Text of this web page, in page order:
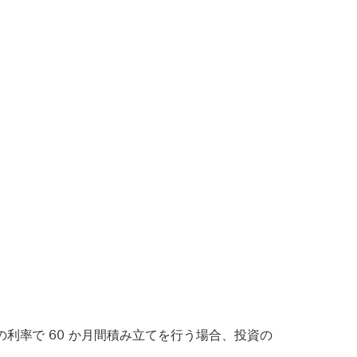
率で 60 か月間積み立てを行う場合、投資の